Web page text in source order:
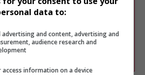
une nouvelle recherche.
en tout temps utiliser nos
poste selon votre profil
emploi en vousinscrivant
Jobboom.
data to:
advertising and content, advertising and
audience research and
information on a device